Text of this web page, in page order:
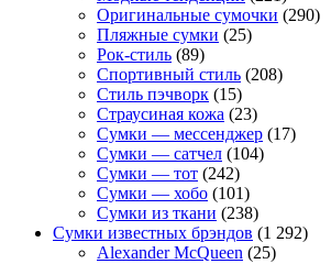
Оригинальные сумочки (290)
Пляжные сумки (25)
Рок-стиль (89)
Спортивный стиль (208)
Стиль пэчворк (15)
Страусиная кожа (23)
Сумки — мессенджер (17)
Сумки — сатчел (104)
Сумки — тот (242)
Сумки — хобо (101)
Сумки из ткани (238)
Сумки известных брэндов (1 292)
Alexander McQueen (25)